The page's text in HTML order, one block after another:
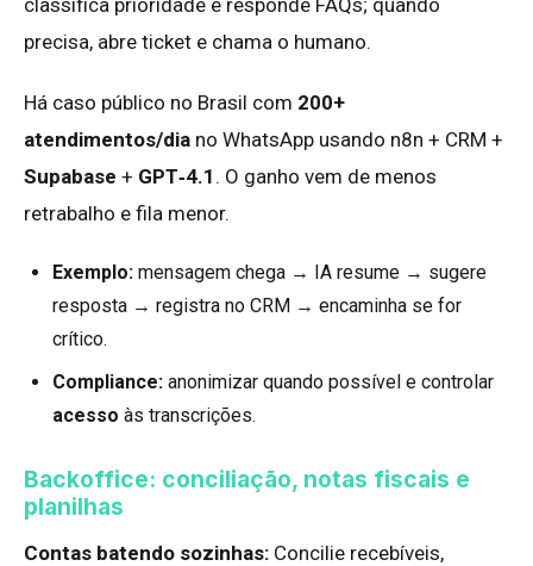
classifica prioridade e responde FAQs; quando
precisa, abre ticket e chama o humano.
Há caso público no Brasil com 200+
atendimentos/dia no WhatsApp usando n8n + CRM +
Supabase + GPT‑4.1 . O ganho vem de menos
retrabalho e fila menor.
Exemplo: mensagem chega → IA resume → sugere
resposta → registra no CRM → encaminha se for
crítico.
Compliance: anonimizar quando possível e controlar
acesso às transcrições.
Backoffice: conciliação, notas fiscais e
planilhas
Contas batendo sozinhas: Concilie recebíveis,